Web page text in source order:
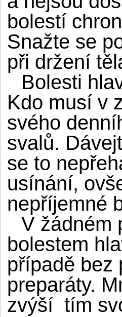
bolestí
Snažte se
při držení
Bolesti
Kdo musí v
svého
svalů.
se to
usínání,
nepříjemné
V žádném
bolestem
případě bez
preparáty.
zvýší tím